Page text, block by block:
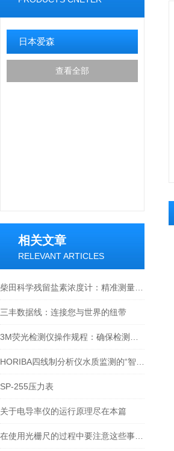
日本爱森
查看全部
相关文章
RELEVANT ARTICLES
三丰数据线：连接您与世界的纽带
SP-255压力表
关于电导率仪的运行原理尽在本篇